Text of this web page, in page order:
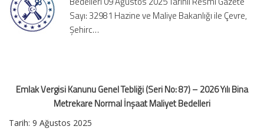
87)
–
2026
Yılı
İnşaat
Maliyet
için
Sayı: 32981 Hazine ve Maliye Bakanlığı ile Çevre,
Şehirc…
Emlak Vergisi Kanunu Genel Tebliği (Seri No: 87) – 2026 Yılı Bina
Metrekare Normal İnşaat Maliyet Bedelleri
Tarih: 9 Ağustos 2025